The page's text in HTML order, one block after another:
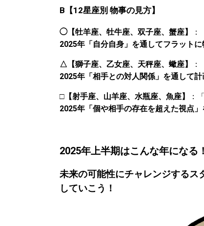
B 【12星座別物事の見方】
◯【牡羊座、牡牛座、双子座、蟹座】
2025年「自分自身」を通してフラット
△【獅子座、乙女座、天秤座、蠍座】
2025年「相手との対人関係」を通して
□ 【射手座、山羊座、水瓶座、魚座】
：
2025年「個や相手の存在を超えた視点
2025年上半期はこんな年になる！
未来の可能性にチャレンジする
していこう！